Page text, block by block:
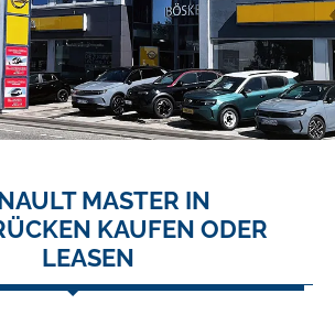
MASTER IN
KAUFEN ODER
LEASEN